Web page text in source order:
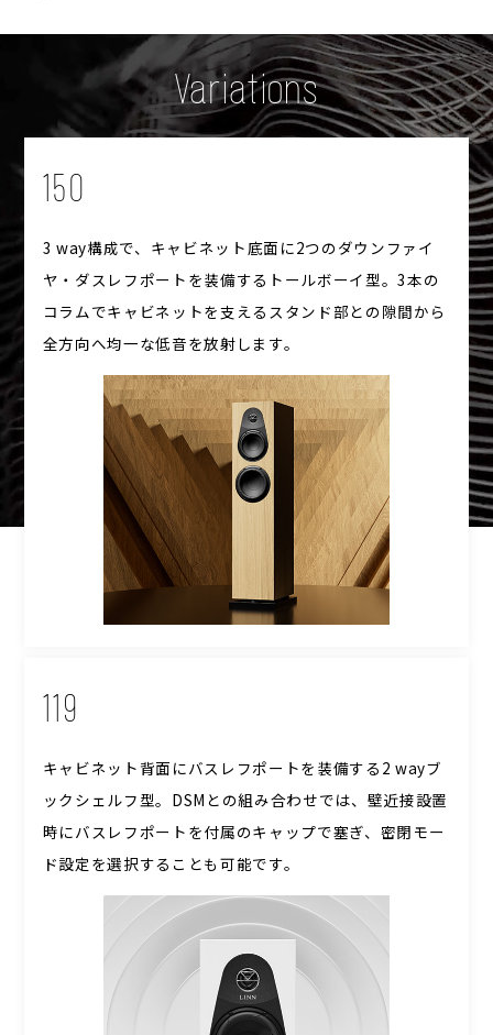
Variations
150
3 way構成で、キャビネット底面に2つのダウンファイ
ヤ・ダスレフポートを装備するトールボーイ型。3本の
コラムでキャビネットを支えるスタンド部との隙間から
全方向へ均一な低音を放射します。
119
キャビネット背面にバスレフポートを装備する2 wayブ
ックシェルフ型。DSMとの組み合わせでは、壁近接設置
時にバスレフポートを付属のキャップで塞ぎ、密閉モー
ド設定を選択することも可能です。